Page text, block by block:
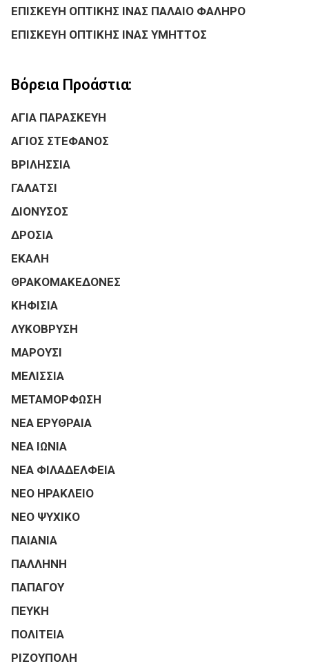
ΕΠΙΣΚΕΥΗ ΟΠΤΙΚΗΣ ΙΝΑΣ ΠΑΛΑΙΟ ΦΑΛΗΡΟ
ΕΠΙΣΚΕΥΗ ΟΠΤΙΚΗΣ ΙΝΑΣ ΥΜΗΤΤΟΣ
Βόρεια Προάστια:
ΑΓΙΑ ΠΑΡΑΣΚΕΥΗ
ΑΓΙΟΣ ΣΤΕΦΑΝΟΣ
ΒΡΙΛΗΣΣΙΑ
ΓΑΛΑΤΣΙ
ΔΙΟΝΥΣΟΣ
ΔΡΟΣΙΑ
ΕΚΑΛΗ
ΘΡΑΚΟΜΑΚΕΔΟΝΕΣ
ΚΗΦΙΣΙΑ
ΛΥΚΟΒΡΥΣΗ
ΜΑΡΟΥΣΙ
ΜΕΛΙΣΣΙΑ
ΜΕΤΑΜΟΡΦΩΣΗ
ΝΕΑ ΕΡΥΘΡΑΙΑ
ΝΕΑ ΙΩΝΙΑ
ΝΕΑ ΦΙΛΑΔΕΛΦΕΙΑ
ΝΕΟ ΗΡΑΚΛΕΙΟ
ΝΕΟ ΨΥΧΙΚΟ
ΠΑΙΑΝΙΑ
ΠΑΛΛΗΝΗ
ΠΑΠΑΓΟΥ
ΠΕΥΚΗ
ΠΟΛΙΤΕΙΑ
ΡΙΖΟΥΠΟΛΗ